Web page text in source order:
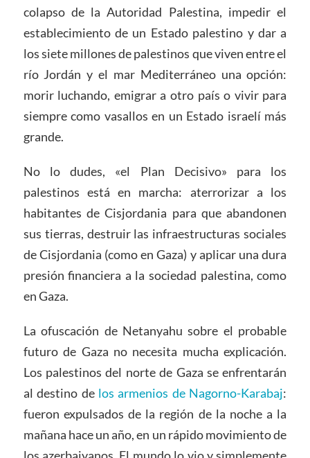
colapso de la Autoridad Palestina, impedir el
establecimiento de un Estado palestino y dar a
los siete millones de palestinos que viven entre el
río Jordán y el mar Mediterráneo una opción:
morir luchando, emigrar a otro país o vivir para
siempre como vasallos en un Estado israelí más
grande.
No lo dudes, «el Plan Decisivo» para los
palestinos está en marcha: aterrorizar a los
habitantes de Cisjordania para que abandonen
sus tierras, destruir las infraestructuras sociales
de Cisjordania (como en Gaza) y aplicar una dura
presión financiera a la sociedad palestina, como
en Gaza.
La ofuscación de Netanyahu sobre el probable
futuro de Gaza no necesita mucha explicación.
Los palestinos del norte de Gaza se enfrentarán
al destino de los armenios de Nagorno-Karabaj:
fueron expulsados de la región de la noche a la
mañana hace un año, en un rápido movimiento de